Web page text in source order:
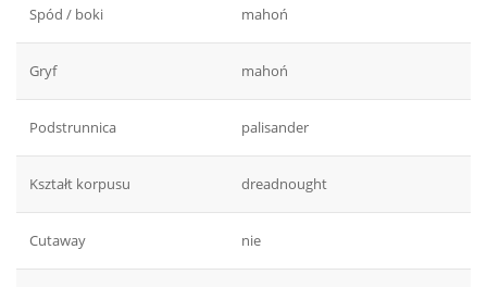
Spód / boki mahoń
Gryf mahoń
Podstrunnica palisander
Kształt korpusu dreadnought
Cutaway nie